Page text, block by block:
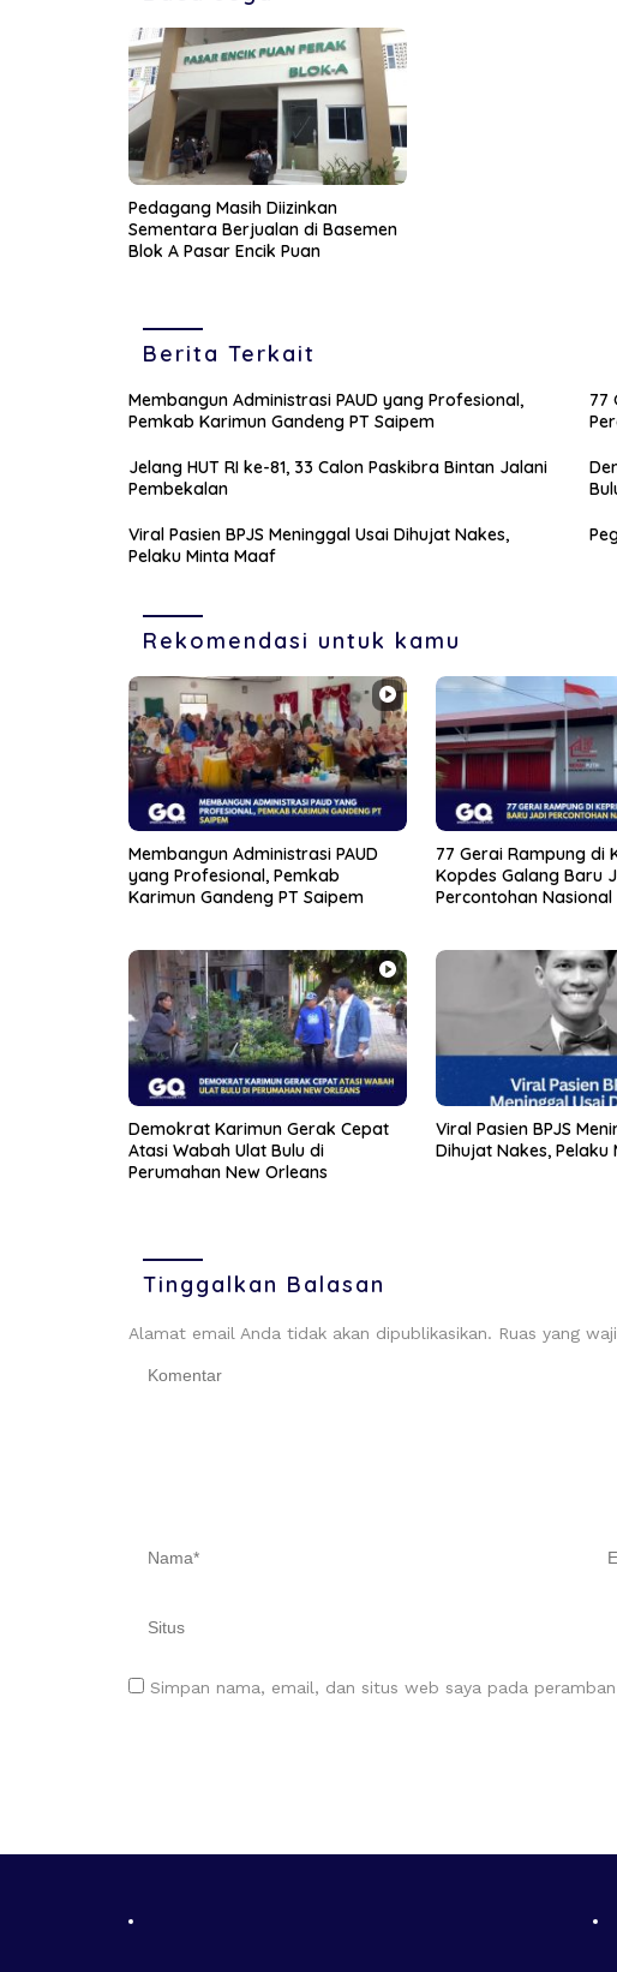
Pedagang Masih Diizinkan
Sementara Berjualan di Basemen
Blok A Pasar Encik Puan
Berita Terkait
Membangun Administrasi PAUD yang Profesional,
Pemkab Karimun Gandeng PT Saipem
77
Jelang HUT RI ke-81, 33 Calon Paskibra Bintan Jalani
Pembekalan
Viral Pasien BPJS Meninggal Usai Dihujat Nakes,
Pelaku Minta Maaf
Rekomendasi untuk kamu
Membangun Administrasi PAUD
yang Profesional, Pemkab
Karimun Gandeng PT Saipem
77 Gerai Rampung di
Kopdes Galang Baru
Percontohan Nasional
Demokrat Karimun Gerak Cepat
Atasi Wabah Ulat Bulu di
Perumahan New Orleans
Viral Pasien BPJS
Dihujat Nakes, Pelaku
Tinggalkan Balasan
Alamat email Anda tidak akan dipublikasikan. Ruas yang
Simpan nama, email, dan situs web saya pada